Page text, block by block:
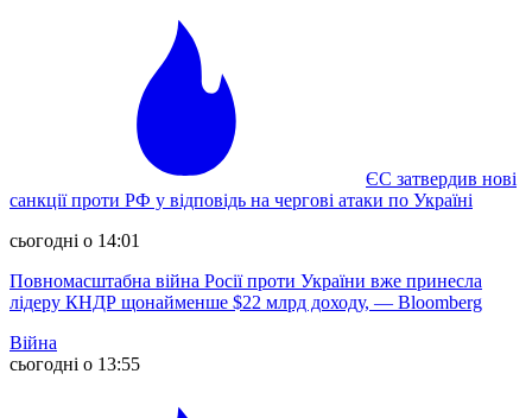
ЄС затвердив нові
санкції проти РФ у відповідь на чергові атаки по Україні
сьогодні о 14:01
Повномасштабна війна Росії проти України вже принесла
лідеру КНДР щонайменше $22 млрд доходу, — Bloomberg
Війна
сьогодні о 13:55